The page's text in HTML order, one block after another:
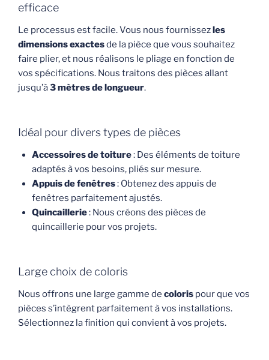
efficace
Le processus est facile. Vous nous fournissezles
dimensions exactesde la pièce que vous souhaitez
faire plier, et nous réalisons le pliage en fonction de
vos spécifications. Nous traitons des pièces allant
jusqu’à3 mètres de longueur.
Idéal pour divers types de pièces
Accessoires de toiture: Des éléments de toiture
adaptés à vos besoins, pliés sur mesure.
Appuis de fenêtres: Obtenez des appuis de
fenêtres parfaitement ajustés.
Quincaillerie: Nous créons des pièces de
quincaillerie pour vos projets.
Large choix de coloris
Nous offrons une large gamme de coloris pour que vos
pièces s’intègrent parfaitement à vos installations.
Sélectionnez la finition qui convient à vos projets.